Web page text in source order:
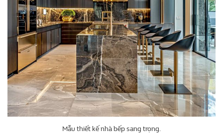
Mẫu thiết kế nhà bếp sang trọng.